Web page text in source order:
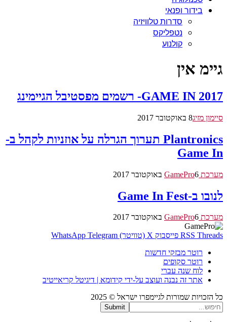
בידור ופנאי
סדרות טלוויזיה
נטפליקס
קולנוע
גיימ אין
GAME IN 2017- רשמים מפסטיבל הגיימינג
סיימון מזיג8 באוקטובר 2017
Plantronics תערוך הגרלה על אוזניות לקהל ב-
Game In
מערכת GamePro 6 באוקטובר 2017
לנובו ב-Game In Fest
מערכת GamePro 6 באוקטובר 2017
RSS Threads פייסבוק X (טוויטר) WhatsApp Telegram
רוטר מבזקי חדשות
רוטר סקופים
לוח שנה עברי
אתר זה נבנה ועוצב על-ידי קידומא | דיגיטל קריאייטיב
כל הזכויות שמורות לגיימפרו ישראל © 2025
Submit